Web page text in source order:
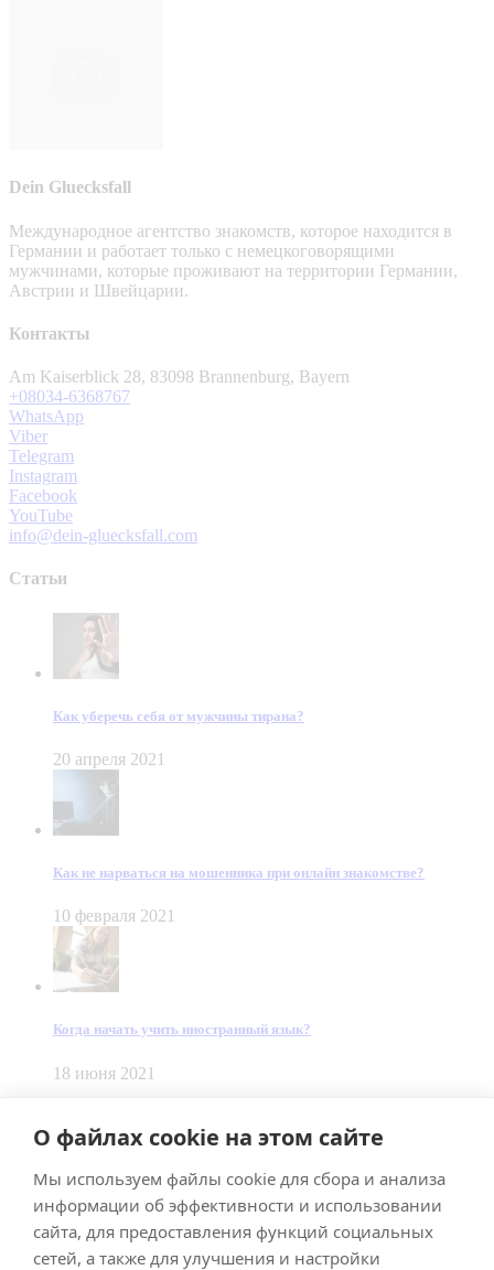
О файлах cookie на этом сайте
Мы используем файлы cookie для сбора и анализа
информации об эффективности и использовании
сайта, для предоставления функций социальных
сетей, а также для улучшения и настройки
Dein Gluecksfall
Международное агентство знакомств, которое находится в
Германии и работает только с немецкоговорящими
мужчинами, которые проживают на территории Германии,
Австрии и Швейцарии.
Контакты
Am Kaiserblick 28, 83098 Brannenburg, Bayern
+08034-6368767
WhatsApp
Viber
Telegram
Instagram
Facebook
YouTube
info@dein-gluecksfall.com
Статьи
Как уберечь себя от мужчины тирана?
20 апреля 2021
Как не нарваться на мошенника при онлайн знакомстве?
10 февраля 2021
Когда начать учить иностранный язык?
18 июня 2021
Made bySmart Team
ImpressumDatenschutz
Подписывайтесь на меня в Телеграм